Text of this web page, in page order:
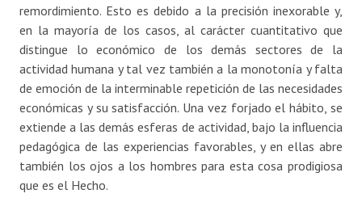
remordimiento. Esto es debido a la precisión inexorable y,
en la mayoría de los casos, al carácter cuantitativo que
distingue lo económico de los demás sectores de la
actividad humana y tal vez también a la monotonía y falta
de emoción de la interminable repetición de las necesidades
económicas y su satisfacción. Una vez forjado el hábito, se
extiende a las demás esferas de actividad, bajo la influencia
pedagógica de las experiencias favorables, y en ellas abre
también los ojos a los hombres para esta cosa prodigiosa
que es el Hecho.